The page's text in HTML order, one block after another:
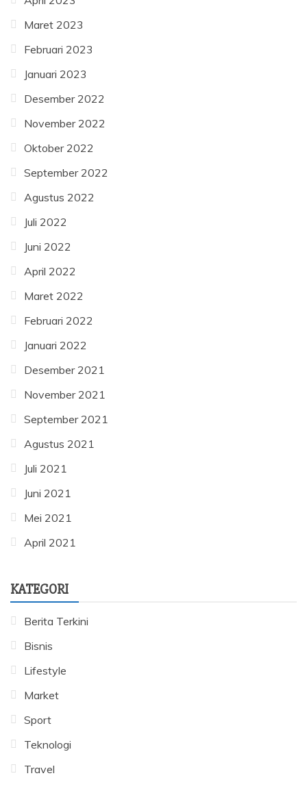
Maret 2023
Februari 2023
Januari 2023
Desember 2022
November 2022
Oktober 2022
September 2022
Agustus 2022
Juli 2022
Juni 2022
April 2022
Maret 2022
Februari 2022
Januari 2022
Desember 2021
November 2021
September 2021
Agustus 2021
Juli 2021
Juni 2021
Mei 2021
April 2021
KATEGORI
Berita Terkini
Bisnis
Lifestyle
Market
Sport
Teknologi
Travel